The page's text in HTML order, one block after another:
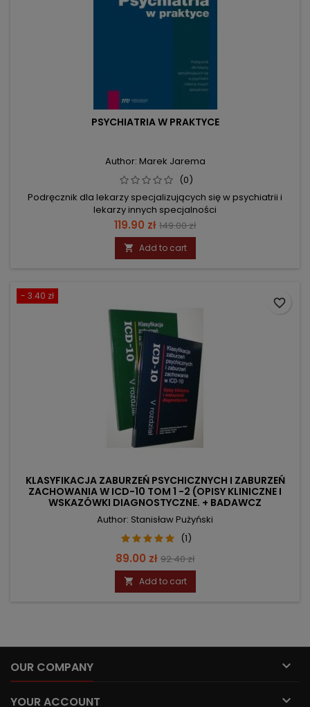
PSYCHIATRIA W PRAKTYCE
Author: Marek Jarema
(0)
Podręcznik dla lekarzy specjalizujących się w psychiatrii i
lekarzy innych specjalności
Price
119.90 zł Regular
price
149.00 zł
 Add to cart
- 3.40 zł
KLASYFIKACJA ZABURZEŃ PSYCHICZNYCH I ZABURZEŃ
ZACHOWANIA W ICD-10 TOM 1 -2 (OPISY KLINICZNE I
WSKAZÓWKI DIAGNOSTYCZNE. + BADAWCZ
Author: Stanisław Pużyński
(1)
Price
89.00 zł Regular
price
92.40 zł
 Add to cart
favorite_border
OUR COMPANY 
YOUR ACCOUNT 